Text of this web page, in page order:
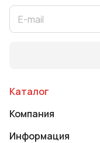
Каталог
Компания
Информация